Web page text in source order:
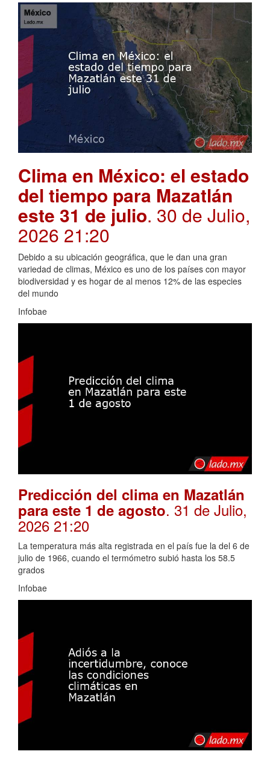
Clima en México: el estado
del tiempo para Mazatlán
este 31 de julio. 30 de Julio,
2026 21:20
Debido a su ubicación geográfica, que le dan una gran
variedad de climas, México es uno de los países con mayor
biodiversidad y es hogar de al menos 12% de las especies
del mundo
Infobae
Predicción del clima en Mazatlán
para este 1 de agosto. 31 de Julio,
2026 21:20
La temperatura más alta registrada en el país fue la del 6 de
julio de 1966, cuando el termómetro subió hasta los 58.5
grados
Infobae